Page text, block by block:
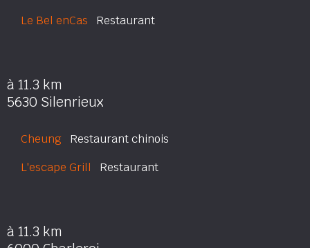
Le Bel enCas Restaurant
à 11.3 km
5630 Silenrieux
Cheung Restaurant chinois
L'escape Grill Restaurant
à 11.3 km